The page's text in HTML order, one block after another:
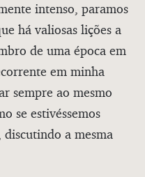
intenso, paramos
há valiosas lições a
de uma época em
em minha
sempre ao mesmo
se estivéssemos
a mesma